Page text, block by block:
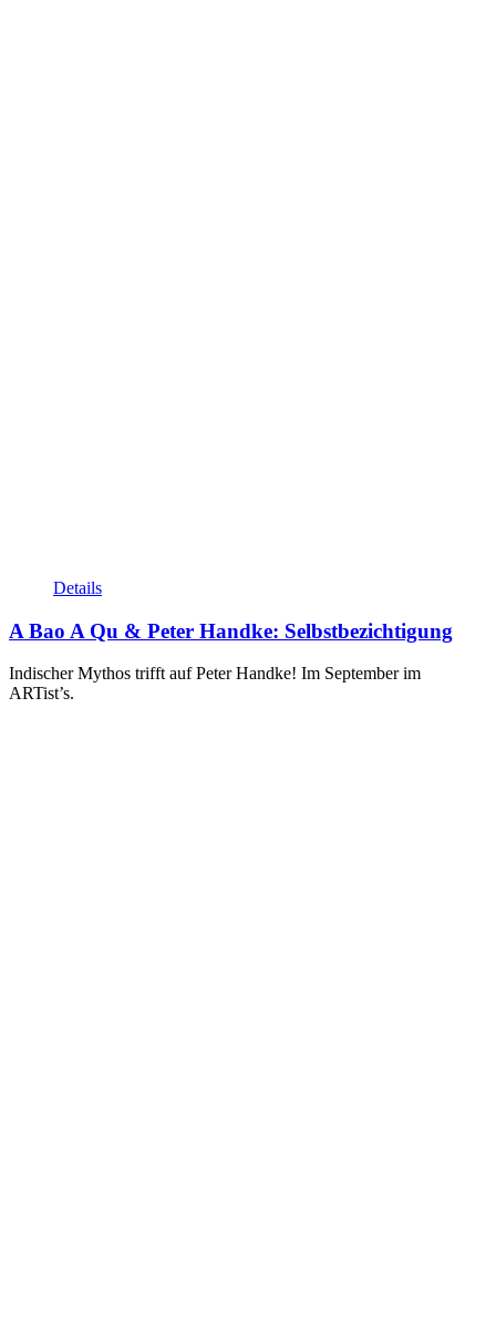
Details
A Bao A Qu & Peter Handke: Selbstbezichtigung
Indischer Mythos trifft auf Peter Handke! Im September im
ARTist’s.